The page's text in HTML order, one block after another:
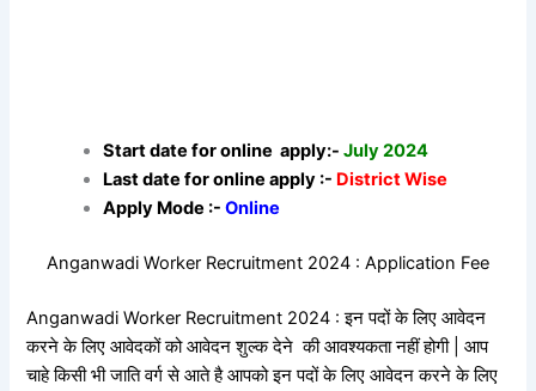
Start date for online apply:- July 2024
Last date for online apply :- District Wise
Apply Mode :- Online
Anganwadi Worker Recruitment 2024 : Application Fee
Anganwadi Worker Recruitment 2024 : इन पदों के लिए आवेदन
करने के लिए आवेदकों को आवेदन शुल्क देने की आवश्यकता नहीं होगी | आप
चाहे किसी भी जाति वर्ग से आते है आपको इन पदों के लिए आवेदन करने के लिए